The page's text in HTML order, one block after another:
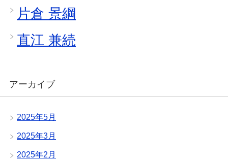
片倉 景綱
直江 兼続
アーカイブ
2025年5月
2025年3月
2025年2月